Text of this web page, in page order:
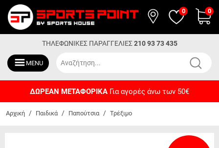
0 0
ΤΗΛΕΦΩΝΙΚΕΣ ΠΑΡΑΓΓΕΛΙΕΣ 210 93 73 435
MENU
ΔΩΡΕΑΝ ΜΕΤΑΦΟΡΙΚΑ Για αγορές άνω των 50€
Αρχική / Παιδικά / Παπούτσια / Τρέξιμο